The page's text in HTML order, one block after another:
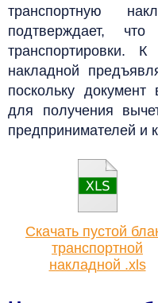
транспортную
подтверждает,
транспортировки.
накладной
поскольку
для получения
предпринимателей и
Скачать пустой
транспортной
накладной .xls